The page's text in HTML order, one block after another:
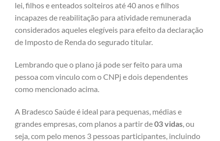
lei, filhos e enteados solteiros até 40 anos e filhos
incapazes de reabilitação para atividade remunerada
considerados aqueles elegíveis para efeito da declaração
de Imposto de Renda do segurado titular.
Lembrando que o plano já pode ser feito para uma
pessoa com vinculo com o CNPj e dois dependentes
como mencionado acima.
A Bradesco Saúde é ideal para pequenas, médias e
grandes empresas, com planos a partir de03 vidas, ou
seja, com pelo menos 3 pessoas participantes, incluindo